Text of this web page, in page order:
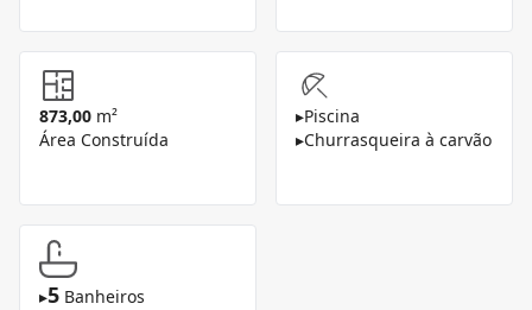
873,00 m²
Área Construída
▸Piscina
▸Churrasqueira à carvão
▸5 Banheiros